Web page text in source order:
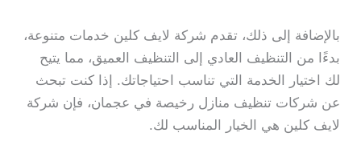
بالإضافة إلى ذلك، تقدم شركة لايف كلين خدمات متنوعة،
بدءًا من التنظيف العادي إلى التنظيف العميق، مما يتيح
لك اختيار الخدمة التي تناسب احتياجاتك. إذا كنت تبحث
عن شركات تنظيف منازل رخيصة في عجمان، فإن شركة
لايف كلين هي الخيار المناسب لك.